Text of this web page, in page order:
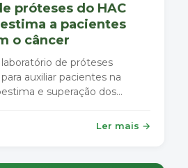
próteses do HAC
a pacientes
o câncer
de próteses
auxiliar pacientes na
e superação dos
Ler mais →